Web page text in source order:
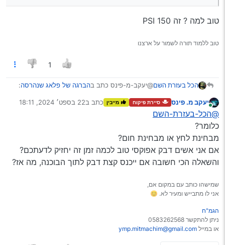
טוב למה ? זה 150 PSI
טוב ללמוד תורה לשמור על ארצנו
1
הכל בעזרת השם@יעקב-מ-פינס כתב בהברגה של פלאג שנהרסה:
טוב למה ? זה 150 PSI
מחובר
יעקב מ. פינס סיירת פיקוח מייבין כתב ב22 בספט׳ 2024, 18:11
נערך לאחרונה על ידי
@הכל-בעזרת-השם
כלומר?
מבחינת לחץ או מבחינת חום?
אם אני אשים דבק אפוקסי טוב לכמה זמן זה יחזיק לדעתכם?
והשאלה הכי חשובה אם ייכנס קצת דבק לתוך הבוכנה, מה אז?
שמישהו כותב עם במקום אם,
אני לו מתבייש ומעיר לא. 😊
הגמ"ח
ניתן להתקשר 0583262568
או במייל ymp.mitmachim@gmail.com